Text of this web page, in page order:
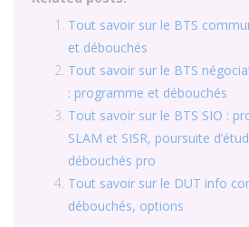
Tout savoir sur le BTS
et débouchés
Tout savoir sur le BTS
: programme et débouchés
Tout savoir sur le BTS SIO :
SLAM et SISR, poursuite
débouchés pro
Tout savoir sur le DUT info
débouchés, options